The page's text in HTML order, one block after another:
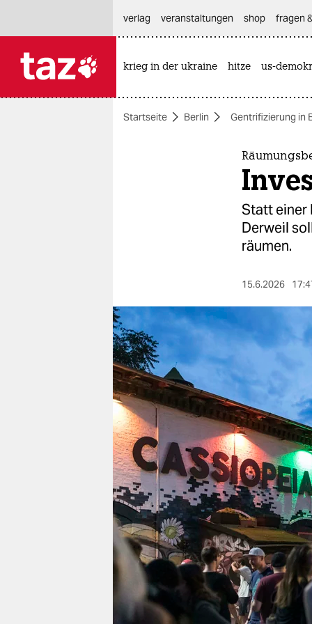
themen
berlin
nord
wahrheit
verlag
verlag
veranstaltungen
shop
fragen & hilfe
unterstützen
abo
genossenschaft
verlag
veranstaltungen shop fragen
krieg in der ukraine hitze us-
Startseite Berlin Gentrifizierung in
Statt einer
Derweil
räumen.
15.6.2026